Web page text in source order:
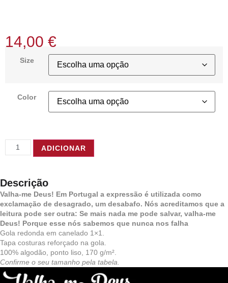
14,00 €
Size
Color
ADICIONAR
Descrição
Valha-me Deus! Em Portugal a expressão é utilizada como
exclamação de desagrado, um desabafo. Nós acreditamos que a
leitura pode ser outra: Se mais nada me pode salvar, valha-me
Deus! Porque esse nós sabemos que nunca nos falha
Gola redonda em canelado 1×1.
Tapa costuras reforçado na gola.
100% algodão, ponto liso, 170 g/m².
Confirme o seu tamanho pela tabela.